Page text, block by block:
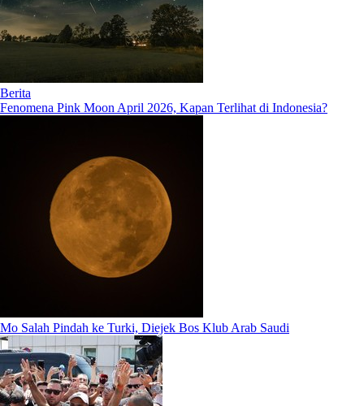
Berita
Fenomena Pink Moon April 2026, Kapan Terlihat di Indonesia?
Mo Salah Pindah ke Turki, Diejek Bos Klub Arab Saudi